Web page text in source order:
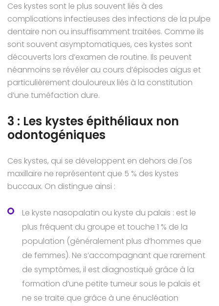
Ces kystes sont le plus souvent liés à des
complications infectieuses des infections de la pulpe
dentaire non ou insuffisamment traitées. Comme ils
sont souvent asymptomatiques, ces kystes sont
découverts lors d’examen de routine. Ils peuvent
néanmoins se révéler au cours d’épisodes aigus et
particulièrement douloureux liés à la constitution
d’une tuméfaction dure.
3 : Les kystes épithéliaux non
odontogéniques
Ces kystes, qui se développent en dehors de l'os
maxillaire ne représentent que 5 % des kystes
buccaux. On distingue ainsi :
Le kyste nasopalatin ou kyste du palais : est le
plus fréquent du groupe et touche 1 % de la
population (généralement plus d’hommes que
de femmes). Ne s’accompagnant que rarement
de symptômes, il est diagnostiqué grâce à la
formation d’une petite tumeur sous le palais et
ne se traite que grâce à une énucléation